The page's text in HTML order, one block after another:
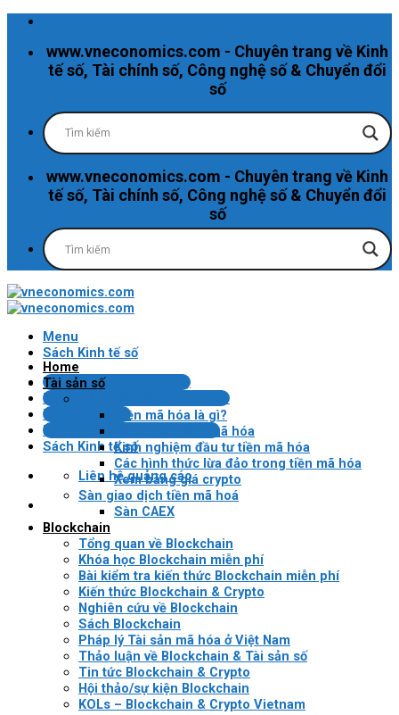
Skip
contentwww.vneconomics.com - Chuyên trang về Kinh
tế số, Tài chính số, Công nghệ số & Chuyển đổi
số
www.vneconomics.com - Chuyên trang về Kinh
tế số, Tài chính số, Công nghệ số & Chuyển đổi
số
Menu
Sách Kinh tế số
Tin tài chính/công nghệ
Bài kiểm tra Blockchain/crypto
Tin tức Crypto
Pháp lý VN về tài sản mã hóa
Sách Kinh tế số
Liên hệ quảng cáo
Home
Tài sản số
Tiền mã hóa là gì?
Lợi ích của tiền mã hóa
Kinh nghiệm đầu tư tiền mã hóa
Các hình thức lừa đảo trong tiền mã hóa
Xem bảng giá crypto
Sàn giao dịch tiền mã hoá
Sàn CAEX
Blockchain
Tổng quan về Blockchain
Khóa học Blockchain miễn phí
Bài kiểm tra kiến thức Blockchain miễn phí
Kiến thức Blockchain & Crypto
Nghiên cứu về Blockchain
Sách Blockchain
Pháp lý Tài sản mã hóa ở Việt Nam
Thảo luận về Blockchain & Tài sản số
Tin tức Blockchain & Crypto
Hội thảo/sự kiện Blockchain
KOLs – Blockchain & Crypto Vietnam